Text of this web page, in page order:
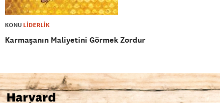
KONU LİDERLİK
Karmaşanın Maliyetini Görmek Zordur